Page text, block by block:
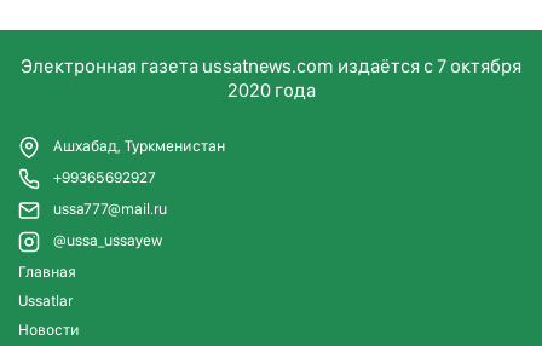
Электронная газета ussatnews.com издаётся с 7 октября
2020 года
Ашхабад, Туркменистан
+99365692927
ussa777@mail.ru
@ussa_ussayew
Главная
Ussatlar
Новости